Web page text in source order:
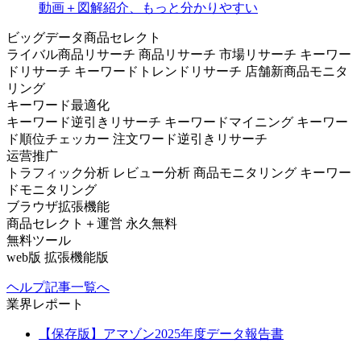
動画＋図解紹介、もっと分かりやすい
ビッグデータ商品セレクト
ライバル商品リサーチ 商品リサーチ 市場リサーチ キーワー
ドリサーチ キーワードトレンドリサーチ 店舗新商品モニタ
リング
キーワード最適化
キーワード逆引きリサーチ キーワードマイニング キーワー
ド順位チェッカー 注文ワード逆引きリサーチ
运营推广
トラフィック分析 レビュー分析 商品モニタリング キーワー
ドモニタリング
ブラウザ拡張機能
商品セレクト＋運営 永久無料
無料ツール
web版 拡張機能版
ヘルプ記事一覧へ
業界レポート
【保存版】アマゾン2025年度データ報告書